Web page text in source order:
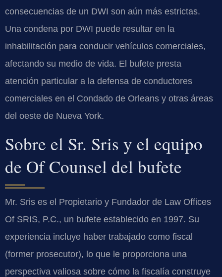
consecuencias de un DWI son aún más estrictas.
Una condena por DWI puede resultar en la
inhabilitación para conducir vehículos comerciales,
afectando su medio de vida. El bufete presta
atención particular a la defensa de conductores
comerciales en el Condado de Orleans y otras áreas
del oeste de Nueva York.
Sobre el Sr. Sris y el equipo
de Of Counsel del bufete
Mr. Sris es el Propietario y Fundador de Law Offices
Of SRIS, P.C., un bufete establecido en 1997. Su
experiencia incluye haber trabajado como fiscal
(former prosecutor), lo que le proporciona una
perspectiva valiosa sobre cómo la fiscalía construye